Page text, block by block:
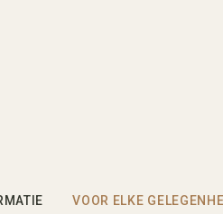
VOOR ELKE